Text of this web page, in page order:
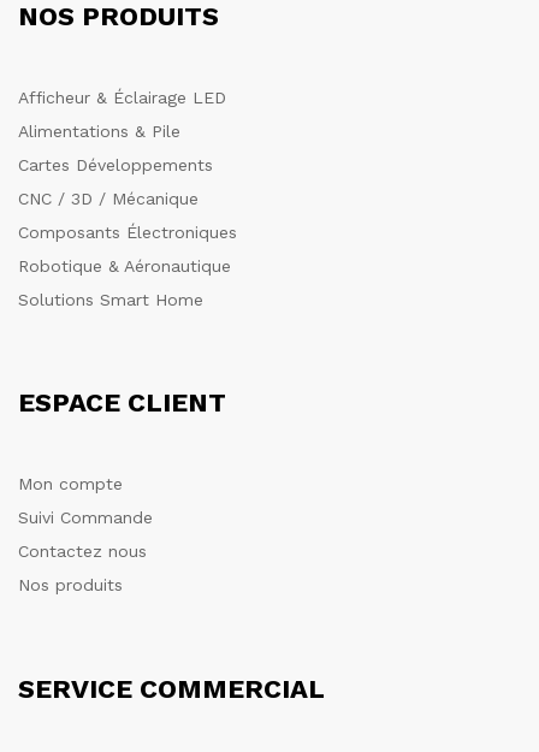
NOS PRODUITS
Afficheur & Éclairage LED
Alimentations & Pile
Cartes Développements
CNC / 3D / Mécanique
Composants Électroniques
Robotique & Aéronautique
Solutions Smart Home
ESPACE CLIENT
Mon compte
Suivi Commande
Contactez nous
Nos produits
SERVICE COMMERCIAL